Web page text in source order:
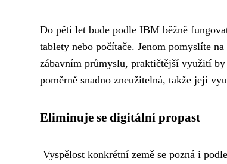
Do pěti let bude podle IBM běžně
tablety nebo počítače. Jenom pomyslíte
zábavním průmyslu, praktičtější využití
poměrně snadno zneužitelná, takže její
Eliminuje se digitální propast
Vyspělost konkrétní země se pozná i